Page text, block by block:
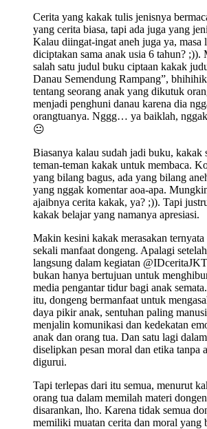
Cerita yang kakak tulis jenisnya
yang cerita biasa, tapi ada juga yang
Kalau diingat-ingat aneh juga ya, masa
diciptakan sama anak usia 6 tahun? ;)).
salah satu judul buku ciptaan kakak
Danau Semendung Rampang”,
tentang seorang anak yang dikutuk
menjadi penghuni danau karena dia
orangtuanya. Nggg… ya baiklah,
😐
Biasanya kalau sudah jadi buku, kakak
teman-teman kakak untuk membaca.
yang bilang bagus, ada yang bilang
yang nggak komentar aoa-apa.
ajaibnya cerita kakak, ya? ;)). Tapi
kakak belajar yang namanya apresiasi.
Makin kesini kakak merasakan ternyata
sekali manfaat dongeng. Apalagi
langsung dalam kegiatan
bukan hanya bertujuan untuk
media pengantar tidur bagi anak
itu, dongeng bermanfaat untuk
daya pikir anak, sentuhan paling
menjalin komunikasi dan kedekatan
anak dan orang tua. Dan satu lagi
diselipkan pesan moral dan etika tanpa
digurui.
Tapi terlepas dari itu semua, menurut
orang tua dalam memilah materi
disarankan, lho. Karena tidak semua
memiliki muatan cerita dan moral yang